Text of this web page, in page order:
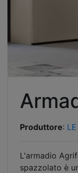
Produttore:
L'armadio
spazzolato è